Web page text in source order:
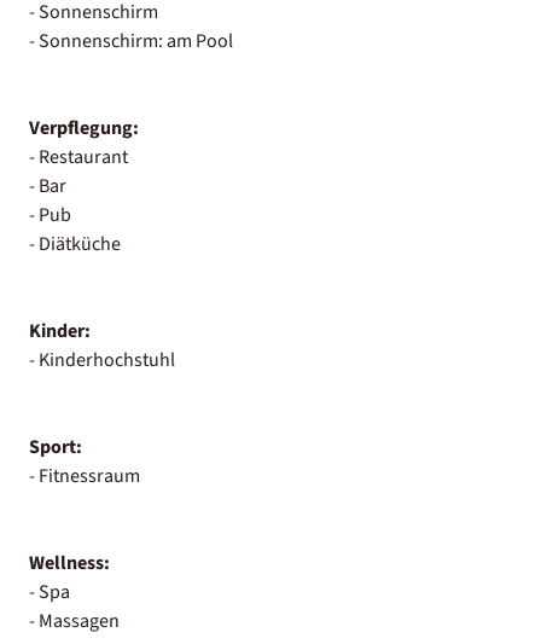
- Sonnenschirm
- Sonnenschirm: am Pool
Verpflegung:
- Restaurant
- Bar
- Pub
- Diätküche
Kinder:
- Kinderhochstuhl
Sport:
- Fitnessraum
Wellness:
- Spa
- Massagen